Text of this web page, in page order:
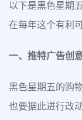
以下是黑色星期
在每年这个有利
一、推特广告创
黑色星期五的购
也要据此进行改